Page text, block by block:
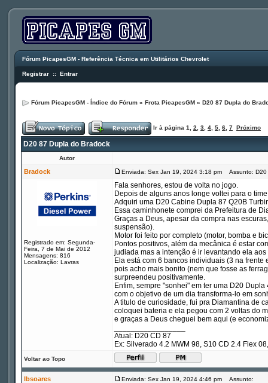
Fórum PicapesGM - Referência Técnica em Utilitários Chevrolet
Registrar :: Entrar
Fórum PicapesGM - Índice do Fórum » Frota PicapesGM » D20 87 Dupla do
Ir à página 1 2 3 4 5 6 7 Próximo
D20 87 Dupla do Bradock
Autor
Bradock Enviada: Sex Jan 19, 2024 3:18 pm Assunto: D20
Registrado em: Segunda-
Feira, 7 de Mai de 2012
Mensagens: 816
Localização: Lavras
Fala senhores, estou de volta no jogo.
Depois de alguns anos longe voltei para o
Adquiri uma D20 Cabine Dupla 87 Q20B
Essa caminhonete comprei da Prefeitura de
Graças a Deus, apesar da compra nas
suspensão).
Motor foi feito por completo (motor, bomba e
Pontos positivos, além da mecânica é estar
judiada mas a intenção é ir levantando ela aos
Ela está com 6 bancos individuais (3 na
pois acho mais bonito (nem que fosse as
surpreendeu positivamente.
Enfim, sempre "sonhei" em ter uma D20
com o objetivo de um dia transforma-lo em
A titulo de curiosidade, fui pra Diamantina de
coloquei bateria e ela pegou com 2 voltas do
e graças a Deus cheguei bem aqui (e
Atual: D20 CD 87
Ex: Silverado 4.2 MWM 98, S10 CD 2.4 Flex
Voltar ao Topo
lbsoares Enviada: Sex Jan 19, 2024 4:46 pm Assunto: